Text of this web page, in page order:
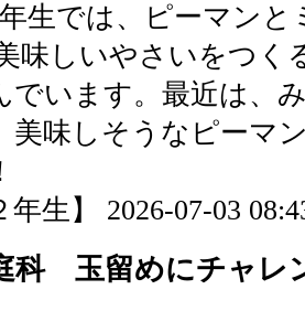
生では、ピーマンと
しいやさいをつく
でいます。最近は、
美味しそうなピーマ
年生】 2026-07-03
科 玉留めにチャレ